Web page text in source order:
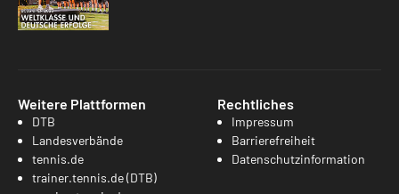
Weitere Plattformen
DTB
Landesverbände
tennis.de
trainer.tennis.de (DTB)
Rechtliches
Impressum
Barrierefreiheit
Datenschutzinformation